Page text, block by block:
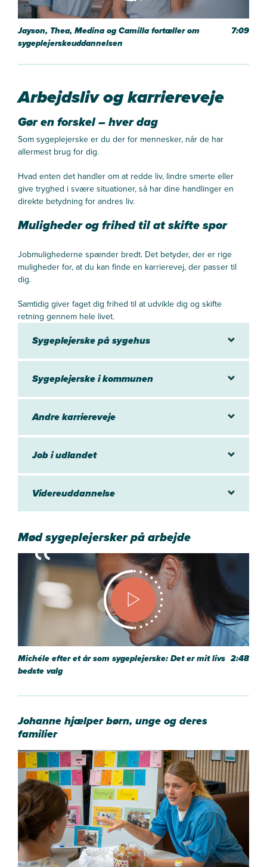
Jayson, Thea, Medina og Camilla fortæller om
sygeplejerskeuddannelsen
7:09
Arbejdsliv og karriereveje
Gør en forskel – hver dag
Som sygeplejerske er du der for mennesker, når de har
allermest brug for dig.
Hvad enten det handler om at redde liv, lindre smerte eller
give tryghed i svære situationer, så har dine handlinger en
direkte betydning for andres liv.
Muligheder og frihed til at skifte spor
Jobmulighederne spænder bredt. Det betyder, der er rige
muligheder for, at du kan finde en karrierevej, der passer til
dig.
Samtidig giver faget dig frihed til at udvikle dig og skifte
retning gennem hele livet.
Sygeplejerske på sygehus
Sygeplejerske i kommunen
Andre karriereveje
Job i udlandet
Videreuddannelse
Mød sygeplejersker på arbejde
Michéle efter et år som sygeplejerske: Det er mit livs
bedste valg
2:48
Johanne hjælper børn, unge og deres
familier